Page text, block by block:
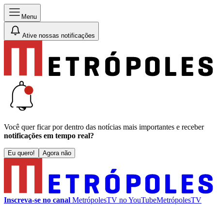
Menu
Ative nossas notificações
Você quer ficar por dentro das notícias mais importantes e receber
notificações em tempo real?
Eu quero! Agora não
Inscreva-se no canal MetrópolesTV noYouTubeMetrópolesTV